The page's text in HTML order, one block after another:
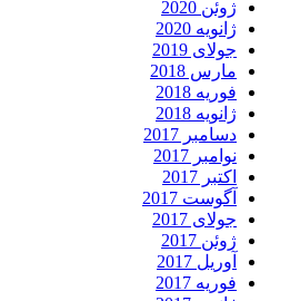
ژوئن 2020
ژانویه 2020
جولای 2019
مارس 2018
فوریه 2018
ژانویه 2018
دسامبر 2017
نوامبر 2017
اکتبر 2017
آگوست 2017
جولای 2017
ژوئن 2017
آوریل 2017
فوریه 2017